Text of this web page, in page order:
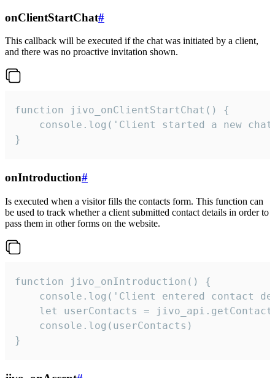
onClientStartChat#
This callback will be executed if the chat was initiated by a client,
and there was no proactive invitation shown.
function jivo_onClientStartChat() {
console.log('Client started a new
}
onIntroduction#
Is executed when a visitor fills the contacts form. This function can
be used to track whether a client submitted contact details in order to
pass them in other forms on the website.
function jivo_onIntroduction() {
console.log('Client entered contact
let userContacts =
    console.log(userContacts)
}